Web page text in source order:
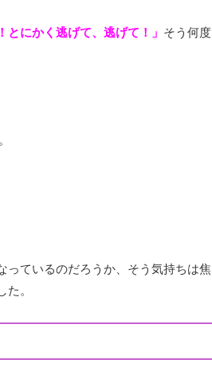
にかく逃げて、逃げて！」 そう何度
っているのだろうか、そう気持ちは焦
。